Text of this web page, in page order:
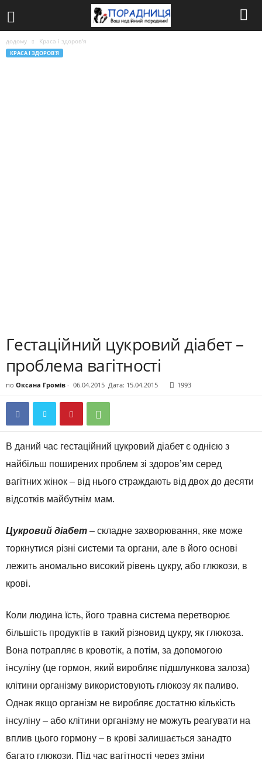
додому Краса і здоров'я
КРАСА І ЗДОРОВ'Я
Гестаційний цукровий діабет –
проблема вагітності
по Оксана Громів - 06.04.2015 Дата: 15.04.2015 1993
В даний час гестаційний цукровий діабет є однією з
найбільш поширених проблем зі здоров’ям серед
вагітних жінок – від нього страждають від двох до десяти
відсотків майбутнім мам.
Цукровий діабет – складне захворювання, яке може
торкнутися різні системи та органи, але в його основі
лежить аномально високий рівень цукру, або глюкози, в
крові.
Коли людина їсть, його травна система перетворює
більшість продуктів в такий різновид цукру, як глюкоза.
Вона потрапляє в кровотік, а потім, за допомогою
інсуліну (це гормон, який виробляє підшлункова залоза)
клітини організму використовують глюкозу як паливо.
Однак якщо організм не виробляє достатню кількість
інсуліну – або клітини організму не можуть реагувати на
вплив цього гормону – в крові залишається занадто
багато глюкози. Під час вагітності через зміни